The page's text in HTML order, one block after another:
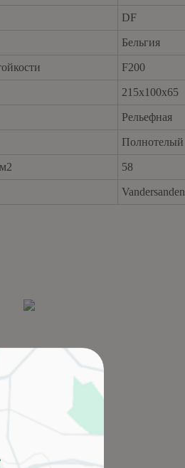
DF
Бельгия
F200
215x100x65
Рельефная
Полнотелый
58
Vandersanden